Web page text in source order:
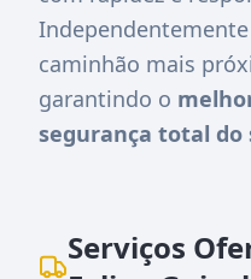
caminhão mais
garantindo o
segurança total do
Serviços